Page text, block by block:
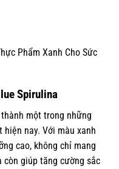
Phẩm Xanh Cho Sức
Spirulina
một trong những
nay. Với màu xanh
cao, không chỉ mang
giúp tăng cường sắc